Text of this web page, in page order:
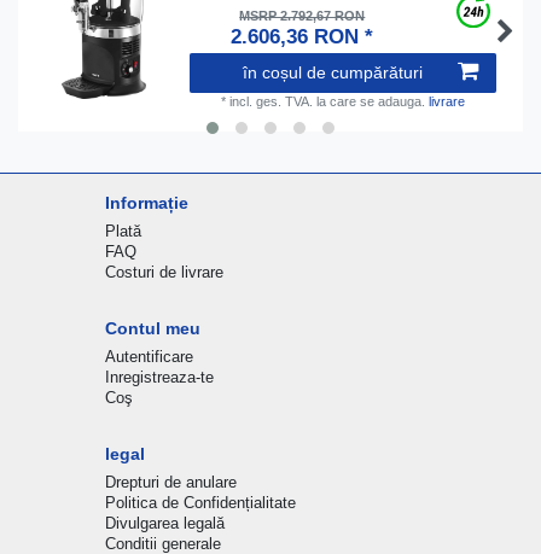
MSRP 2.792,67 RON
2.606,36 RON *
în coșul de cumpărături
* incl. ges. TVA. la care se adauga. livrare
Informație
Plată
FAQ
Costuri de livrare
Contul meu
Autentificare
Inregistreaza-te
Coş
legal
Drepturi de anulare
Politica de Confidențialitate
Divulgarea legală
Conditii generale